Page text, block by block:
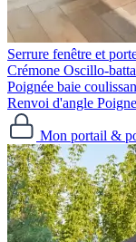
Serrure fenêtre et
Crémone Oscillo-
Poignée baie
Renvoi d'angle
Mon portail &